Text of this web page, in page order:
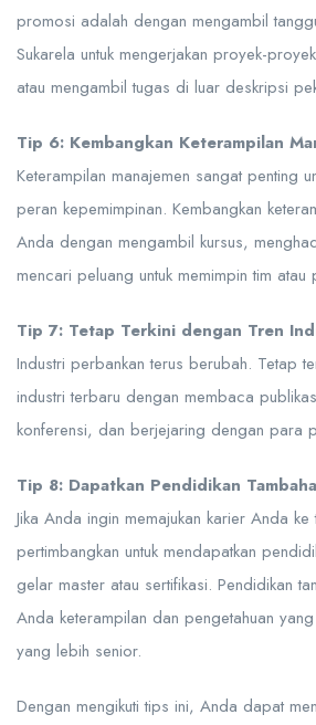
promosi adalah dengan mengambil
Sukarela untuk mengerjakan proyek-
atau mengambil tugas di luar deskripsi
Tip 6: Kembangkan Keterampilan
Keterampilan manajemen sangat penting
peran kepemimpinan. Kembangkan
Anda dengan mengambil kursus,
mencari peluang untuk memimpin tim atau
Tip 7: Tetap Terkini dengan Tren
Industri perbankan terus berubah. Tetap
industri terbaru dengan membaca
konferensi, dan berjejaring dengan para
Tip 8: Dapatkan Pendidikan
Jika Anda ingin memajukan karier Anda ke
pertimbangkan untuk mendapatkan
gelar master atau sertifikasi. Pendidikan
Anda keterampilan dan pengetahuan
yang lebih senior.
Dengan mengikuti tips ini, Anda dapat